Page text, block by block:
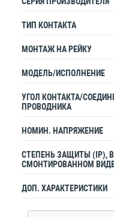
WAGO
ЭРА
RAM mcc
ТИП КОНТАКТА
Гермафродитный (папа
МОНТАЖ НА РЕЙКУ
Да
Неважно
МОДЕЛЬ/ИСПОЛНЕНИЕ
Штекер (папа)
УГОЛ КОНТАКТА/
ПРОВОДНИКА
180° (по горизонтали)
НОМИН. НАПРЯЖЕНИЕ
0
СТЕПЕНЬ ЗАЩИТЫ (IP), В
СМОНТИРОВАННОМ
IP2X
ДОП. ХАРАКТЕРИСТИКИ